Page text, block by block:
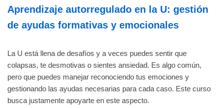
Aprendizaje autorregulado en la U: gestión
de ayudas formativas y emocionales
La U está llena de desafíos y a veces puedes sentir que
colapsas, te desmotivas o sientes ansiedad. Es algo común,
pero que puedes manejar reconociendo tus emociones y
gestionando las ayudas necesarias para cada caso. Este curso
busca justamente apoyarte en este aspecto.